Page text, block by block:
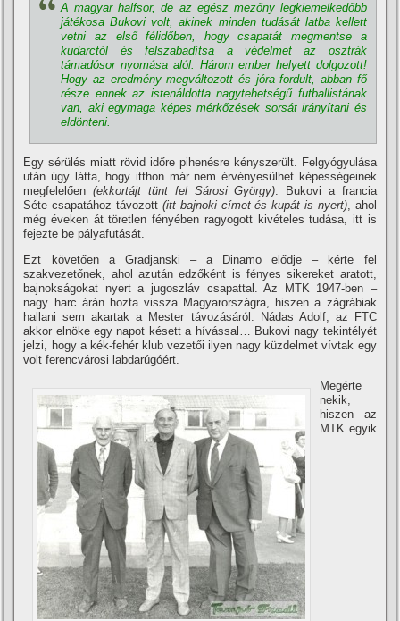
A magyar halfsor, de az egész mezőny legkiemelkedőbb
játékosa Bukovi volt, akinek minden tudását latba kellett
vetni az első félidőben, hogy csapatát megmentse a
kudarctól és felszabadí­tsa a védelmet az osztrák
támadósor nyomása alól. Három ember helyett dolgozott!
Hogy az eredmény megváltozott és jóra fordult, abban fő
része ennek az istenáldotta nagytehetségű futballistának
van, aki egymaga képes mérkőzések sorsát irányí­tani és
eldönteni.
Egy sérülés miatt rövid időre pihenésre kényszerült. Felgyógyulása
után úgy látta, hogy itthon már nem érvényesülhet képességeinek
megfelelően(ekkortájt tünt fel Sárosi György). Bukovi a francia
Séte csapatához távozott (itt bajnoki cí­met és kupát is nyert), ahol
még éveken át töretlen fényében ragyogott kivételes tudása, itt is
fejezte be pályafutását.
Ezt követően a Gradjanski – a Dinamo elődje – kérte fel
szakvezetőnek, ahol azután edzőként is fényes sikereket aratott,
bajnokságokat nyert a jugoszláv csapattal. Az MTK 1947-ben –
nagy harc árán hozta vissza Magyarországra, hiszen a zágrábiak
hallani sem akartak a Mester távozásáról. Nádas Adolf, az FTC
akkor elnöke egy napot késett a hí­vással… Bukovi nagy tekintélyét
jelzi, hogy a kék-fehér klub vezetői ilyen nagy küzdelmet ví­vtak egy
volt ferencvárosi labdarúgóért.
Megérte
nekik,
hiszen az
MTK egyik